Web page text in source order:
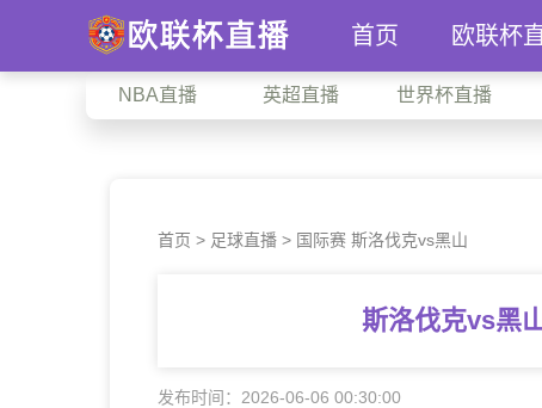
首页 欧联杯
NBA直播 英超直播 世界杯直播
首页 > 足球直播 > 国际赛 斯洛伐克vs黑山
斯洛伐克vs黑
发布时间：2026-06-06 00:30:00